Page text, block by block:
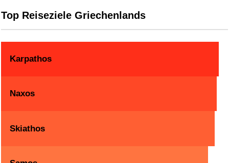
Top Reiseziele Griechenlands
Karpathos
Naxos
Skiathos